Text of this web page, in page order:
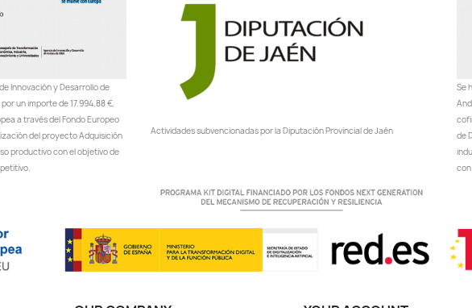
Innovación y Desarrollo de
un importe de 17.994,88 €,
a través del Fondo Europeo
del proyecto Adquisición
productivo con el objetivo de
Actividades subvencionadas por la Diputación Provincial de Jaén
Se
de